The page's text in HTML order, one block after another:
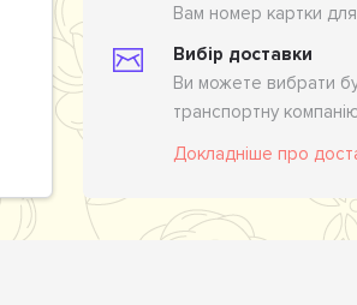
Вам номер картки
Вибір доставки
Ви можете вибрати
транспортну
Докладніше про